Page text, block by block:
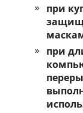
при
при